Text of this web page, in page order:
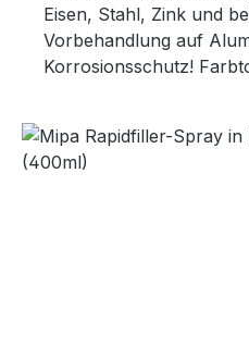
Eisen, Stahl, Zink und
Vorbehandlung auf
Korrosionsschutz!
Bildergalerie überspringen